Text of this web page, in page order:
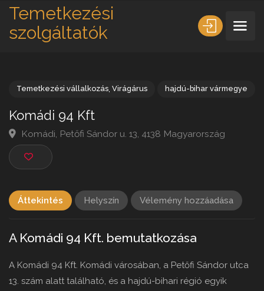
Temetkezési
szolgáltatók
Komádi 94 Kft
Komádi, Petőfi Sándor u. 13, 4138 Magyarország
Áttekintés Helyszín Vélemény hozzáadása
A Komádi 94 Kft. bemutatkozása
A Komádi 94 Kft. Komádi városában, a Petőfi Sándor utca
13. szám alatt található, és a hajdú-bihari régió egyik